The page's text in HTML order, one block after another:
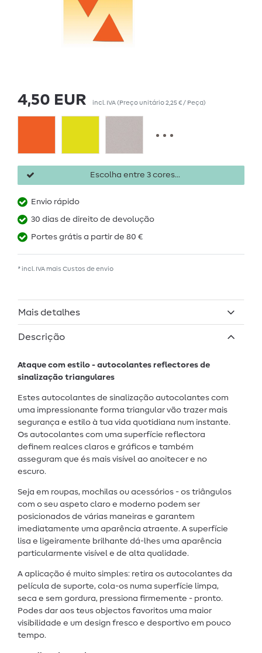
4,50 EUR incl. IVA(Preço unitário2,25 € / Peça)
Escolha entre 3 cores...
Envio rápido
30 dias de direito de devolução
Portes grátis a partir de 80 €
* incl. IVA mais Custos de envio
Mais detalhes
Descrição
Ataque com estilo - autocolantes reflectores de
sinalização triangulares
Estes autocolantes de sinalização autocolantes com
uma impressionante forma triangular vão trazer mais
segurança e estilo à tua vida quotidiana num instante.
Os autocolantes com uma superfície reflectora
definem realces claros e gráficos e também
asseguram que és mais visível ao anoitecer e no
escuro.
Seja em roupas, mochilas ou acessórios - os triângulos
com o seu aspeto claro e moderno podem ser
posicionados de várias maneiras e garantem
imediatamente uma aparência atraente. A superfície
lisa e ligeiramente brilhante dá-lhes uma aparência
particularmente visível e de alta qualidade.
A aplicação é muito simples: retira os autocolantes da
película de suporte, cola-os numa superfície limpa,
seca e sem gordura, pressiona firmemente - pronto.
Podes dar aos teus objectos favoritos uma maior
visibilidade e um design fresco e desportivo em pouco
tempo.